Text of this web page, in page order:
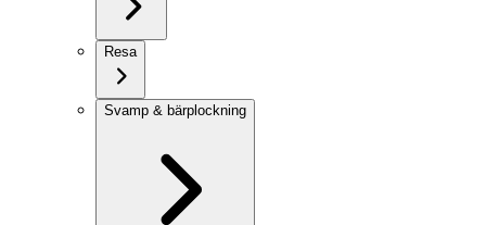
Resa
Svamp & bärplockning